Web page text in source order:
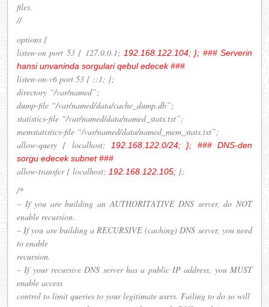
files.
//
options {
listen-on port 53 { 127.0.0.1; 192.168.122.104; }; ### Serverin
hansi unvaninda sorgulari qebul edecek ###
listen-on-v6 port 53 { ::1; };
directory “/var/named”;
dump-file “/var/named/data/cache_dump.db”;
statistics-file “/var/named/data/named_stats.txt”;
memstatistics-file “/var/named/data/named_mem_stats.txt”;
allow-query { localhost;
192.168.122.0/24; }; ### DNS-den
sorgu edecek subnet ###
allow-transfer { localhost; 192.168.122.105; };
/*
– If you are building an AUTHORITATIVE DNS server, do NOT
enable recursion.
– If you are building a RECURSIVE (caching) DNS server, you need
to enable
recursion.
– If your recursive DNS server has a public IP address, you MUST
enable access
control to limit queries to your legitimate users. Failing to do so will